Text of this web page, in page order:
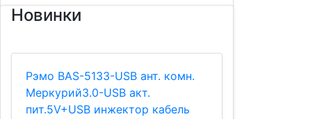
Новинки
Рэмо BAS-5133-USB ант. комн.
Меркурий3.0-USB акт.
пит.5V+USB инжектор кабель